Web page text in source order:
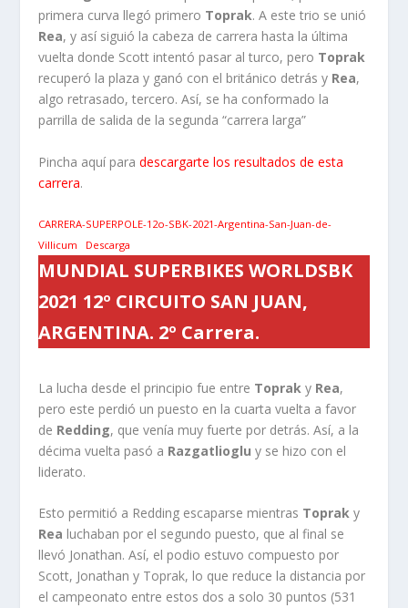
primera curva llegó primero Toprak. A este trio se unió
Rea, y así siguió la cabeza de carrera hasta la última
vuelta donde Scott intentó pasar al turco, pero Toprak
recuperó la plaza y ganó con el británico detrás y Rea,
algo retrasado, tercero. Así, se ha conformado la
parrilla de salida de la segunda “carrera larga”
Pincha aquí paradescargarte los resultados de esta
carrera.
CARRERA-SUPERPOLE-12o-SBK-2021-Argentina-San-Juan-de-
Villicum
Descarga
MUNDIAL SUPERBIKES WORLDSBK
2021 12º CIRCUITO SAN JUAN,
ARGENTINA. 2º Carrera.
La lucha desde el principio fue entre Toprak y Rea,
pero este perdió un puesto en la cuarta vuelta a favor
de Redding, que venía muy fuerte por detrás. Así, a la
décima vuelta pasó a Razgatliogluy se hizo con el
liderato.
Esto permitió a Redding escaparse mientras Toprak y
Rea luchaban por el segundo puesto, que al final se
llevó Jonathan. Así, el podio estuvo compuesto por
Scott, Jonathan y Toprak, lo que reduce la distancia por
el campeonato entre estos dos a solo 30 puntos (531